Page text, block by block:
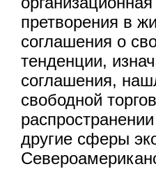
претворения в
соглашения о
тенденции,
соглашения,
свободной
другие сферы